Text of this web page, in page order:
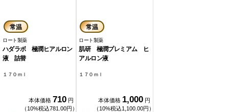
常温
ロート製薬
ハダラボ 極潤ヒアルロン
液 詰替
１７０ｍｌ
本体価格 710 円
（10%税込781.00円）
常温
ロート製薬
肌研 極潤プレミアム ヒ
アルロン液
１７０ｍｌ
本体価格 1,000 円
（10%税込1,100.00円）